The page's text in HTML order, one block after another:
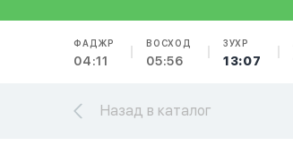
ФАДЖР
04:11
ВОСХОД
05:56
ЗУХР
13:07
Назад в каталог